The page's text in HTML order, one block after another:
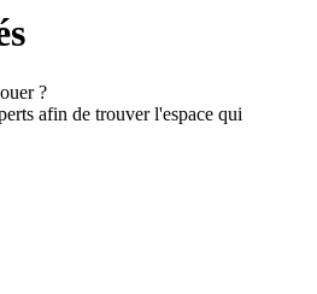
?
afin de trouver l'espace qui